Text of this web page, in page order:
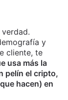
y
cliente, te
usa más la
pelín el cripto,
hacen) en